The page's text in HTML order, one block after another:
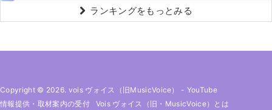
ランキングをもっとみる
Copyright © 2026. vois ヴォイス（旧MusicVoice） - YouTube
情報提供・取材案内の受付
Vois ヴォイス（旧・MusicVoice）とは